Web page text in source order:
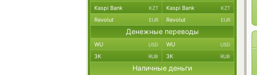
Kaspi Bank KZT Kaspi Bank KZT
Revolut EUR Revolut EUR
Денежные переводы
WU USD WU USD
ЗК RUB ЗК RUB
Наличные деньги